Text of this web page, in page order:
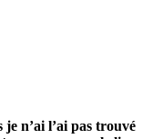
n’ai l’ai pas trouvé